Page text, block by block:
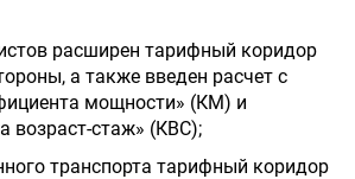
расширен тарифный коридор
а также введен расчет с
мощности» (КМ) и
возраст-стаж» (КВС);
транспорта тарифный коридор